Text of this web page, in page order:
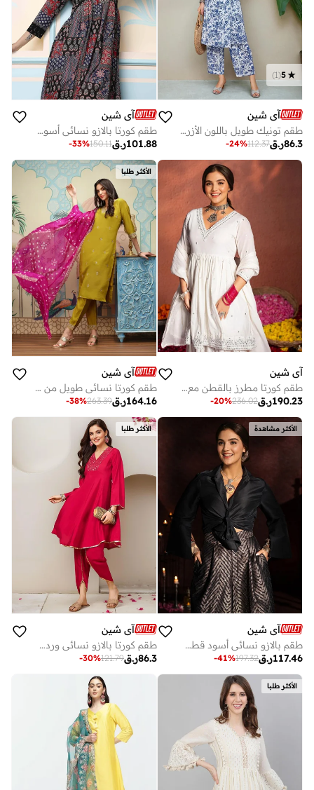
5
(
1
)
آي شين
طقم تونيك طويل باللون الأزرق النيلي من القطن المطرز مع بنطلون بالازو مستقيم
ر.ق86.3
112.37
-24%
آي شين
طقم كورتا بالازو نسائي أسود قطن % بتصميم ذاتي كامل الطول
ر.ق101.88
150.11
-33%
آي شين
طقم كورتا مطرز بالقطن مع دوباتا وبنطلون من إيشين
ر.ق190.23
236.02
-20%
الأكثر طلبا
آي شين
طقم كورتا نسائي طويل من مزيج الفيسكوز الأصفر مزين بياقة مستقيمة كاجوال
ر.ق164.16
263.39
-38%
الأكثر مشاهدة
آي شين
طقم بالازو نسائي أسود قطن % بتصميم ذاتي كامل الطول
ر.ق117.46
197.32
-41%
الأكثر طلبا
آي شين
طقم كورتا بالازو نسائي وردي قطن % بتصميم ذاتي كامل الطول
ر.ق86.3
121.79
-30%
الأكثر طلبا